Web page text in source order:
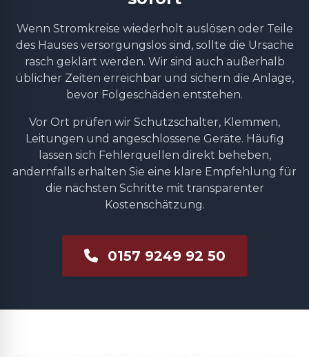
Wenn Stromkreise wiederholt auslösen oder Teile
des Hauses versorgungslos sind, sollte die Ursache
rasch geklärt werden. Wir sind auch außerhalb
üblicher Zeiten erreichbar und sichern die Anlage,
bevor Folgeschäden entstehen.
Vor Ort prüfen wir Schutzschalter, Klemmen,
Leitungen und angeschlossene Geräte. Häufig
lassen sich Fehlerquellen direkt beheben,
andernfalls erhalten Sie eine klare Empfehlung für
die nächsten Schritte mit transparenter
Kostenschätzung.
0157 9249 92 50